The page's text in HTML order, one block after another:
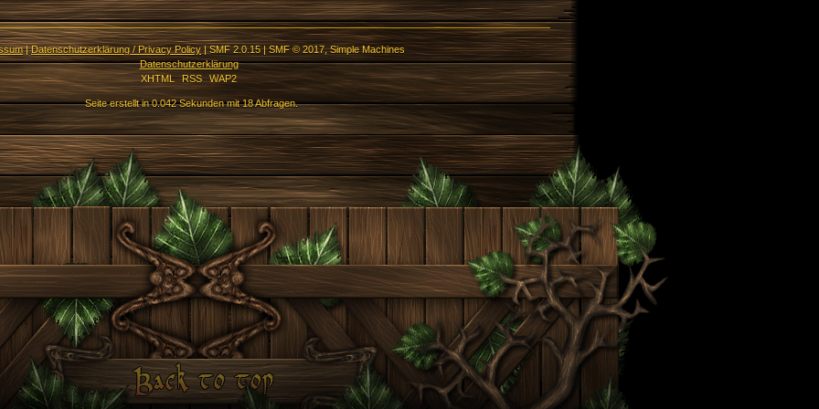
|Datenschutzerklärung / Privacy Policy|SMF 2.0.15|SMF © 2017,Simple Machines
Datenschutzerklärung
XHTML
RSS WAP2
Seite erstellt in 0.042 Sekunden mit 18 Abfragen.